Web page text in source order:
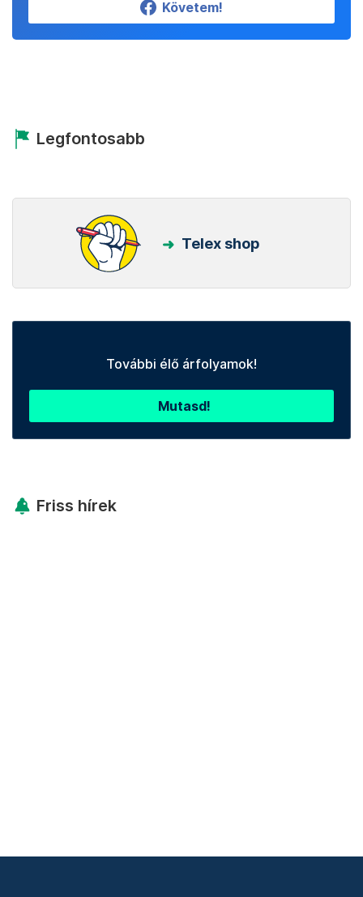
Követem!
Legfontosabb
Telex shop
További élő árfolyamok!
Mutasd!
Friss hírek